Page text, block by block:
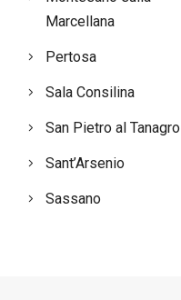
Marcellana
Pertosa
Sala Consilina
San Pietro al Tanagro
Sant’Arsenio
Sassano